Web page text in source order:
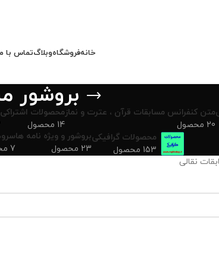
خانهفروشگاهوبلاگتماس با
بروشور
متن کنفرانس مسابقات قرآن ، عترت و نماز
20 محصول
محصولات اشتراکی
14 محصول
محصولات گرافیکی
153 محصول
بروشور و ویژه نامه ها
23 محصول
7 محصول
نقالی